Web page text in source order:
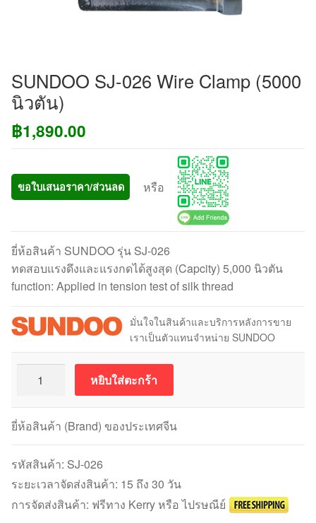
SUNDOO SJ-026 Wire Clamp (5000
นิวตัน)
฿1,890.00
ขอใบเสนอราคา/ส่วนลด หรือ
ยี่ห้อสินค้า SUNDOO รุ่น SJ-026
ทดสอบแรงดึงและแรงกดได้สูงสุด (Capcity) 5,000 นิวตัน
function: Applied in tension test of silk thread
มั่นใจในสินค้าและบริการหลังการขาย
เราเป็นตัวแทนจำหน่าย SUNDOO
SUNDOO
SJ-
026
Wire
Clamp
(5000
วตัน)
หยิบใส่ตะกร้า
ยี่ห้อสินค้า (Brand) ของประเทศจีน
รหัสสินค้า: SJ-026
ระยะเวลาจัดส่งสินค้า: 15 ถึง 30 วัน
การจัดส่งสินค้า: ฟรีทาง Kerry หรือ ไปรษณีย์